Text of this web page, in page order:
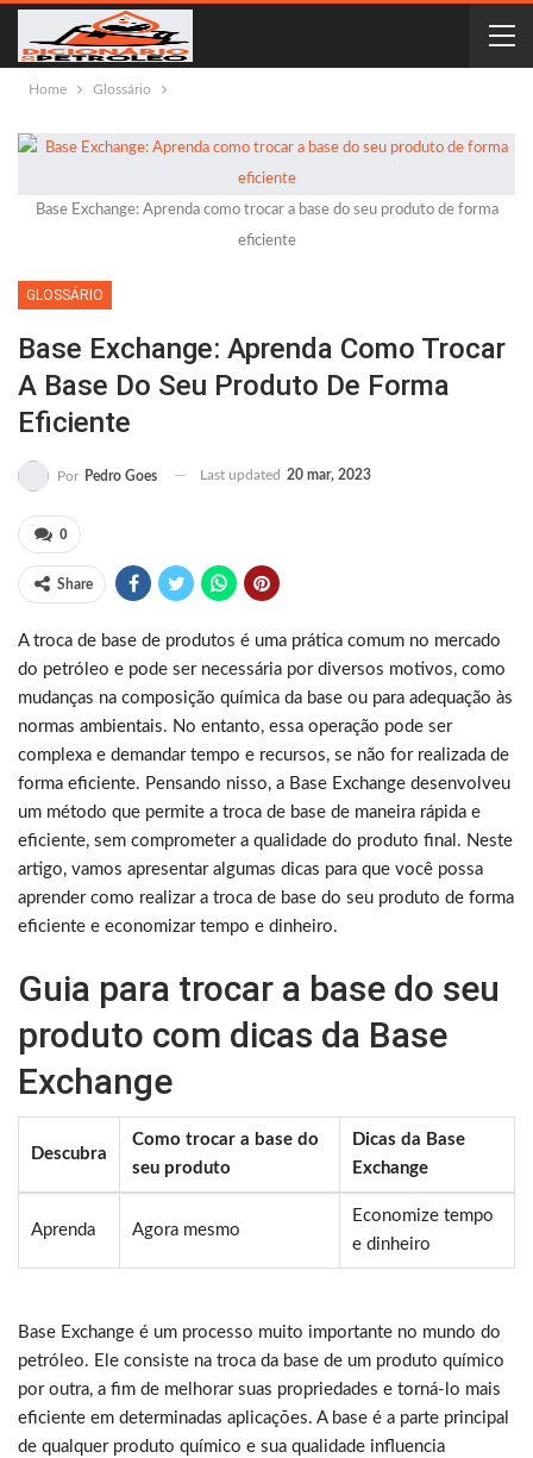
Home Glossário
Base Exchange: Aprenda como trocar a base do seu produto de forma
eficiente
GLOSSÁRIO
Base Exchange: Aprenda Como Trocar
A Base Do Seu Produto De Forma
Eficiente
Por Pedro Goes Last updated 20 mar, 2023
0
Share
A troca de base de produtos é uma prática comum no mercado
do petróleo e pode ser necessária por diversos motivos, como
mudanças na composição química da base ou para adequação às
normas ambientais. No entanto, essa operação pode ser
complexa e demandar tempo e recursos, se não for realizada de
forma eficiente. Pensando nisso, a Base Exchange desenvolveu
um método que permite a troca de base de maneira rápida e
eficiente, sem comprometer a qualidade do produto final. Neste
artigo, vamos apresentar algumas dicas para que você possa
aprender como realizar a troca de base do seu produto de forma
eficiente e economizar tempo e dinheiro.
Guia para trocar a base do seu
produto com dicas da Base
Exchange
Descubra
Como trocar a base do
seu produto
Dicas da Base
Exchange
Aprenda Agora mesmo
Economize tempo
e dinheiro
Base Exchange é um processo muito importante no mundo do
petróleo. Ele consiste na troca da base de um produto químico
por outra, a fim de melhorar suas propriedades e torná-lo mais
eficiente em determinadas aplicações. A base é a parte principal
de qualquer produto químico e sua qualidade influencia